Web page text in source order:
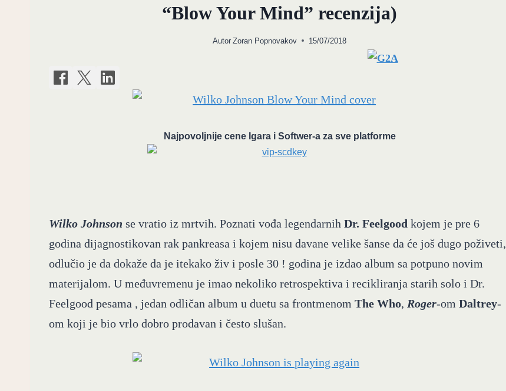
“Blow Your Mind” recenzija)
Autor Zoran Popnovakov 15/07/2018
Najpovoljnije cene Igara i Softwer-a za sve platforme
Wilko Johnson se vratio iz mrtvih. Poznati vođa legendarnih Dr. Feelgood kojem je pre 6
godina dijagnostikovan rak pankreasa i kojem nisu davane velike šanse da će još dugo poživeti,
odlučio je da dokaže da je itekako živ i posle 30 ! godina je izdao album sa potpuno novim
materijalom. U međuvremenu je imao nekoliko retrospektiva i recikliranja starih solo i Dr.
Feelgood pesama , jedan odličan album u duetu sa frontmenom The Who, Roger-om Daltrey-
om koji je bio vrlo dobro prodavan i često slušan.